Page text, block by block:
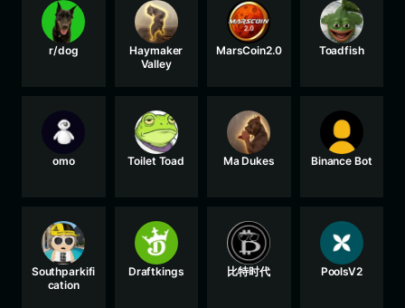
r/dog
Haymaker
Valley
MarsCoin2.0 Toadfish
omo Toilet Toad Ma Dukes Binance Bot
Southparkifi
cation
Draftkings 比特时代 PoolsV2